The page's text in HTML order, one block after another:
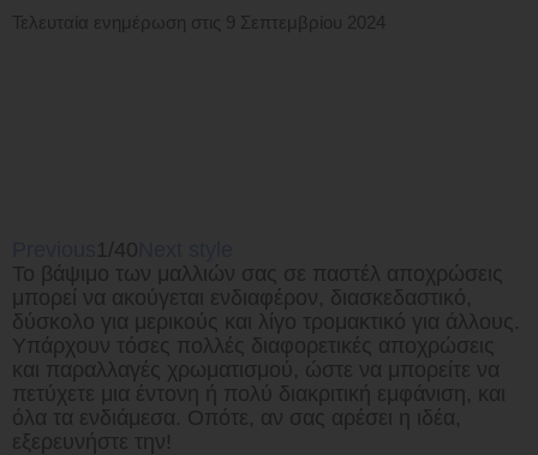
Τελευταία ενημέρωση στις 9 Σεπτεμβρίου 2024
1/40
Το βάψιμο των μαλλιών σας σε παστέλ αποχρώσεις
μπορεί να ακούγεται ενδιαφέρον, διασκεδαστικό,
δύσκολο για μερικούς και λίγο τρομακτικό για άλλους.
Υπάρχουν τόσες πολλές διαφορετικές αποχρώσεις
και παραλλαγές χρωματισμού, ώστε να μπορείτε να
πετύχετε μια έντονη ή πολύ διακριτική εμφάνιση, και
όλα τα ενδιάμεσα. Οπότε, αν σας αρέσει η ιδέα,
εξερευνήστε την!